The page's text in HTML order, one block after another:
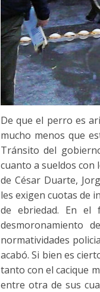
De que el perro es
mucho menos que
Tránsito del
cuanto a sueldos con
de César Duarte,
les exigen cuotas de
de ebriedad. En el
desmoronamiento
normatividades
acabó. Si bien es
tanto con el cacique
entre otra de sus